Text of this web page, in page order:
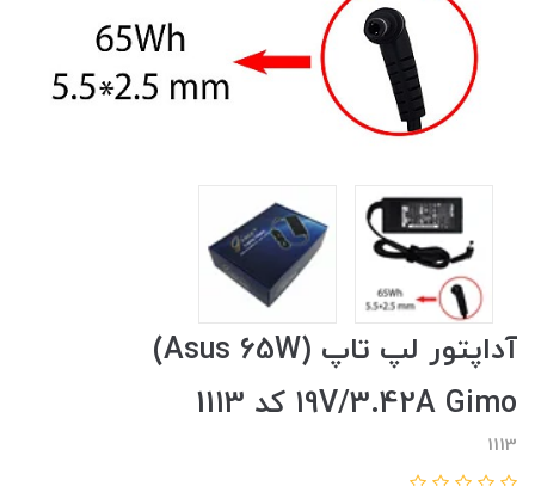
آداپتور لپ تاپ (Asus 65W)
19V/3.42A Gimo کد 1113
1113